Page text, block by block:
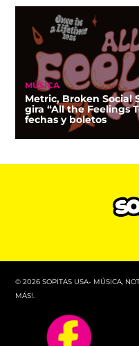
MÚSICA
Metric, Broken Social
gira “All the Feelings
fechas y boletos
© 2026 SOPITAS USA- MÚSICA,
MÁS!.